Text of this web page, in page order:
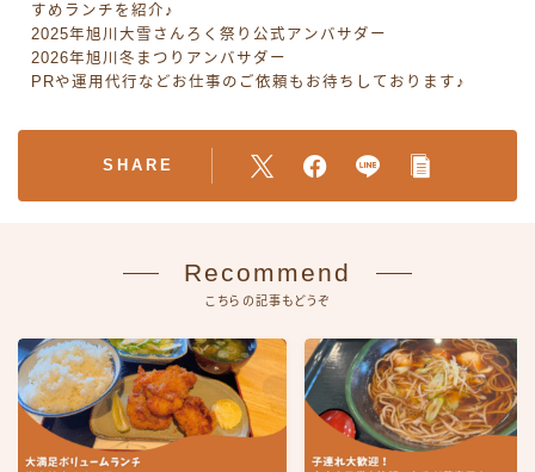
すめランチを紹介♪
2025年旭川大雪さんろく祭り公式アンバサダー
2026年旭川冬まつりアンバサダー
PRや運用代行などお仕事のご依頼もお待ちしております♪
SHARE
Recommend
こちらの記事もどうぞ